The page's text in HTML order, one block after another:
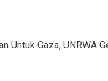
Untuk Gaza, UNRWA